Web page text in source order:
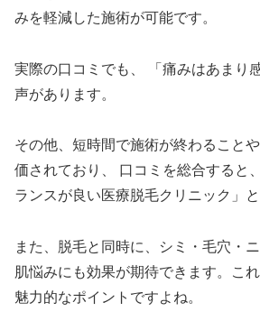
みを軽減した施術が可能です。
実際の口コミでも、 「痛みはあまり
声があります。
その他、短時間で施術が終わること
価されており、 口コミを総合すると
ランスが良い医療脱毛クリニック」と
また、脱毛と同時に、シミ・毛穴・
肌悩みにも効果が期待できます。こ
魅力的なポイントですよね。